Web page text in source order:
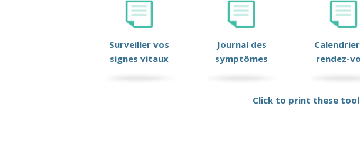
Surveiller vos
signes vitaux
Journal des
symptômes
rendez-
Click to print these